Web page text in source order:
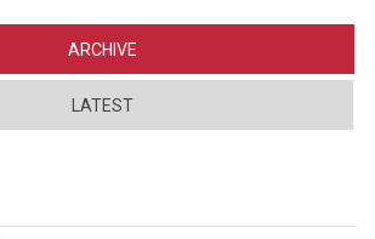
ARCHIVE
LATEST